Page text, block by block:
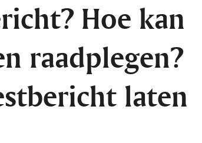
Hoe kan
raadplegen?
laten